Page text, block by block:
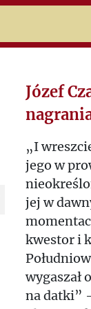
Józef
„I
jego w
jej w
kwestor i
wygaszał
na datki”